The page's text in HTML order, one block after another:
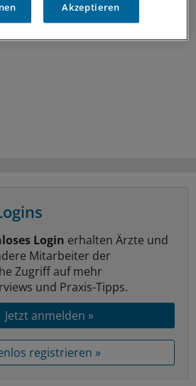
Login erhalten Ärzte und
Mitarbeiter der
Zugriff auf mehr
und Praxis-Tipps.
Jetzt anmelden »
registrieren »
Akzeptieren